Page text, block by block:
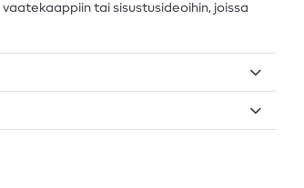
tai sisustusideoihin, joissa